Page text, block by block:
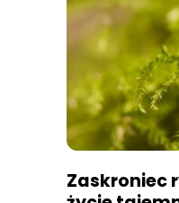
Zaskroniec